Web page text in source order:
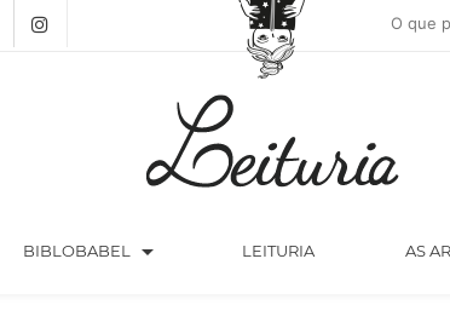
BIBLOBABEL arrow_drop_down LEITURIA AS